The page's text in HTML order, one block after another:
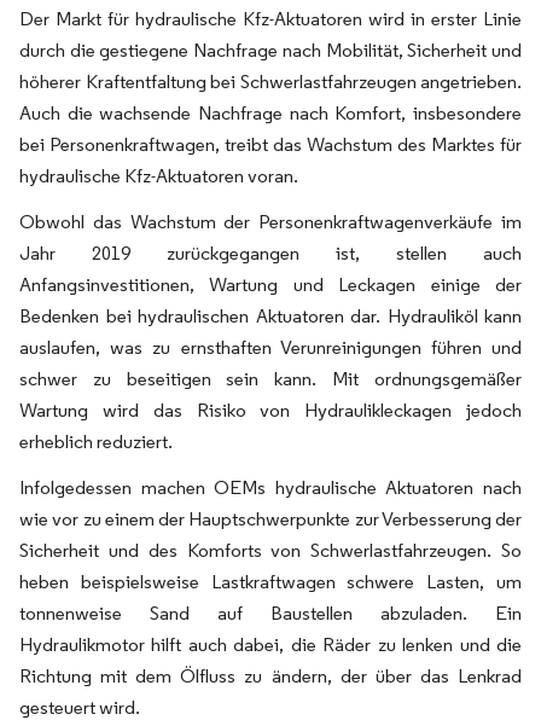
Der Markt für hydraulische Kfz-Aktuatoren wird in erster Linie
durch die gestiegene Nachfrage nach Mobilität, Sicherheit und
höherer Kraftentfaltung bei Schwerlastfahrzeugen angetrieben.
Auch die wachsende Nachfrage nach Komfort, insbesondere
bei Personenkraftwagen, treibt das Wachstum des Marktes für
hydraulische Kfz-Aktuatoren voran.
Obwohl das Wachstum der Personenkraftwagenverkäufe im
Jahr 2019 zurückgegangen ist, stellen auch
Anfangsinvestitionen, Wartung und Leckagen einige der
Bedenken bei hydraulischen Aktuatoren dar. Hydrauliköl kann
auslaufen, was zu ernsthaften Verunreinigungen führen und
schwer zu beseitigen sein kann. Mit ordnungsgemäßer
Wartung wird das Risiko von Hydraulikleckagen jedoch
erheblich reduziert.
Infolgedessen machen OEMs hydraulische Aktuatoren nach
wie vor zu einem der Hauptschwerpunkte zur Verbesserung der
Sicherheit und des Komforts von Schwerlastfahrzeugen. So
heben beispielsweise Lastkraftwagen schwere Lasten, um
tonnenweise Sand auf Baustellen abzuladen. Ein
Hydraulikmotor hilft auch dabei, die Räder zu lenken und die
Richtung mit dem Ölfluss zu ändern, der über das Lenkrad
gesteuert wird.